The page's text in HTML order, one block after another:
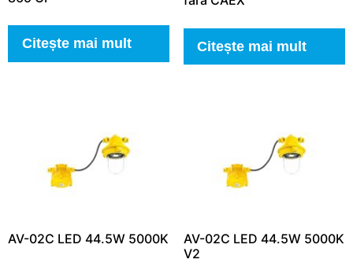
Citește mai mult Citește mai mult
AV-02C LED 44.5W 5000K
AV-02C LED 44.5W 5000K
V2